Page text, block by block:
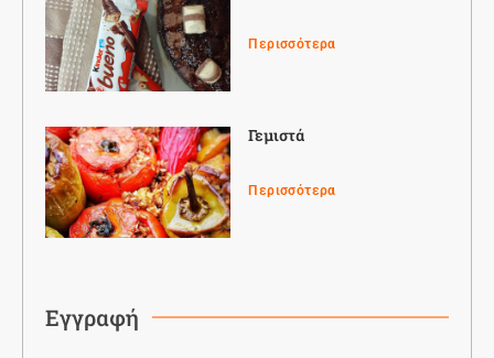
Περισσότερα
Γεμιστά
Περισσότερα
Εγγραφή